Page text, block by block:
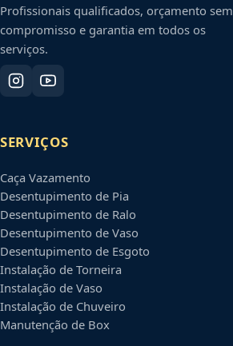
Profissionais qualificados, orçamento sem
compromisso e garantia em todos os
serviços.
SERVIÇOS
Caça Vazamento
Desentupimento de Pia
Desentupimento de Ralo
Desentupimento de Vaso
Desentupimento de Esgoto
Instalação de Torneira
Instalação de Vaso
Instalação de Chuveiro
Manutenção de Box